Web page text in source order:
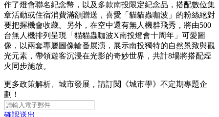
作了燈會聯名紀念幣，以及多款南投限定紀念品，搭配數位集
章活動或住宿消費滿額贈送，喜愛「貓貓蟲咖波」的粉絲絕對
要把握機會收藏。另外，在空中還有無人機群飛秀，將由500
台無人機排列呈現「貓貓蟲咖波X南投燈會十周年」可愛圖
像，以兩套專屬圖像輪番展演，展示南投獨特的自然景致與觀
光元素，帶領遊客沉浸在光影的奇妙世界，共計8場將搭配煙
火同步施放。
更多政策解析、城市發展，請訂閱《城市學》不定期專題企
劃！
確認送出